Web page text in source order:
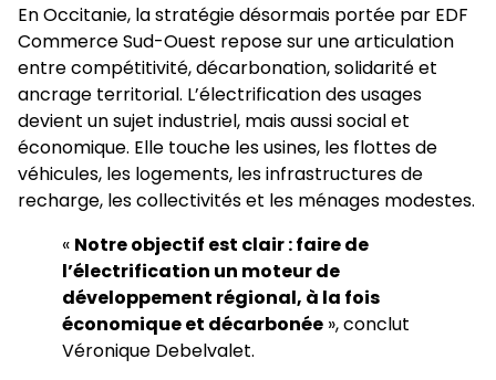
En Occitanie, la stratégie désormais portée par EDF
Commerce Sud-Ouest repose sur une articulation
entre compétitivité, décarbonation, solidarité et
ancrage territorial. L’électrification des usages
devient un sujet industriel, mais aussi social et
économique. Elle touche les usines, les flottes de
véhicules, les logements, les infrastructures de
recharge, les collectivités et les ménages modestes.
« Notre objectif est clair : faire de
l’électrification un moteur de
développement régional, à la fois
économique et décarbonée », conclut
Véronique Debelvalet.